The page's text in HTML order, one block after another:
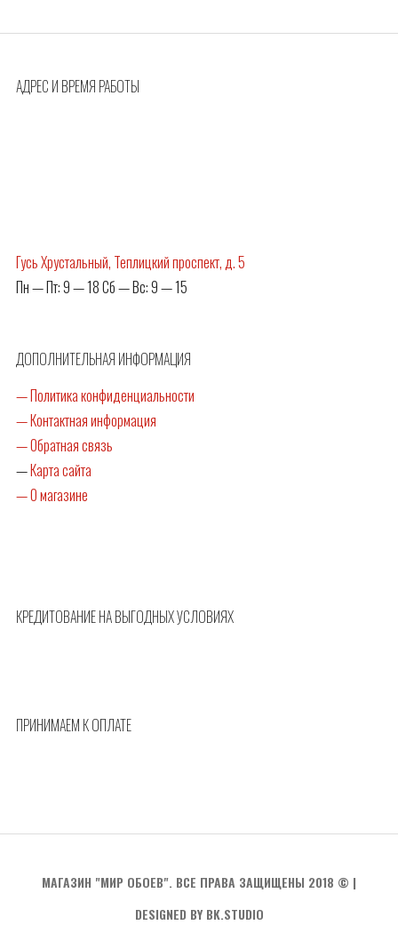
АДРЕС И ВРЕМЯ РАБОТЫ
Гусь Хрустальный, Теплицкий проспект, д. 5
Пн — Пт: 9 — 18 Сб — Вс: 9 — 15
ДОПОЛНИТЕЛЬНАЯ ИНФОРМАЦИЯ
— Политика конфиденциальности
— Контактная информация
— Обратная связь
—Карта сайта
— О магазине
КРЕДИТОВАНИЕ НА ВЫГОДНЫХ УСЛОВИЯХ
ПРИНИМАЕМ К ОПЛАТЕ
МАГАЗИН "МИР ОБОЕВ". ВСЕ ПРАВА ЗАЩИЩЕНЫ 2018 © |
DESIGNED BY BK.STUDIO